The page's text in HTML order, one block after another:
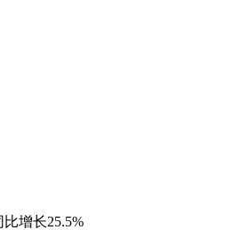
增长25.5%